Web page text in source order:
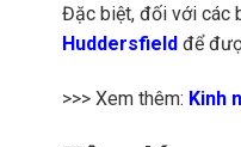
Đặc biệt, đối với các
Huddersfield để
>>> Xem thêm: Kinh